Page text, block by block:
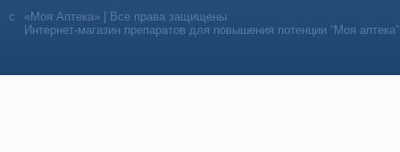
«Моя Аптека» | Все права защищены
Интернет-магазин препаратов для повышения потенции “Моя